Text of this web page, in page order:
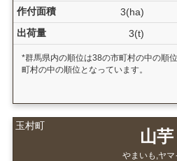
作付面積
3(ha)
出荷量
3(t)
*群馬県内の順位は38の市町村の中の順
町村の中の順位となっています。
玉村町
山芋
やまいも,ヤマ